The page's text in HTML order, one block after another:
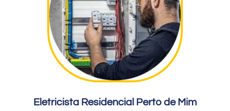
Eletricista Residencial Perto de Mim